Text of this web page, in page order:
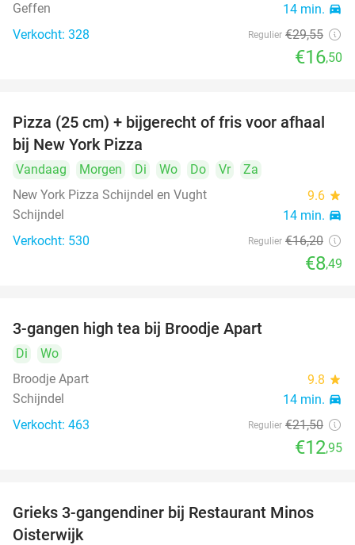
Geffen 14 min. directions_car
Verkocht: 328 Regulier €29,55
€16,50
48%
Pizza (25 cm) + bijgerecht of fris voor afhaal
bij New York Pizza
Vandaag Morgen Di Wo Do Vr
Za
New York Pizza Schijndel en Vught
9.6 star
Schijndel 14 min. directions_car
Verkocht: 530 Regulier €16,20
€8,49
3-gangen high tea bij Broodje Apart
Di
Wo
Broodje Apart
9.8 star
Schijndel 14 min. directions_car
Verkocht: 463 Regulier €21,50
€12,95
30%
Grieks 3-gangendiner bij Restaurant Minos
Oisterwijk